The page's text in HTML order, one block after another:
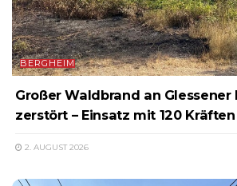
BERGHEIM
Großer Waldbrand an Glessener
zerstört – Einsatz mit 120
2. AUGUST 2026